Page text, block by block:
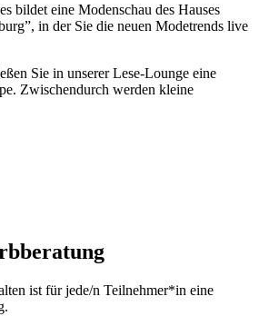
bildet eine Modenschau des Hauses
in der Sie die neuen Modetrends live
Sie in unserer Lese-Lounge eine
Zwischendurch werden kleine
ist für jede/n Teilnehmer*in eine